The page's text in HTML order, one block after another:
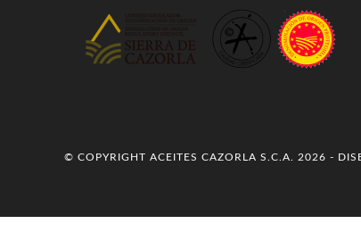
© COPYRIGHT ACEITES CAZORLA S.C.A. 2026 -